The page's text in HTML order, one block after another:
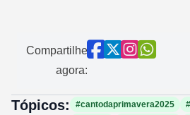
Compartilhe
agora:
Tópicos: #cantodaprimavera2025